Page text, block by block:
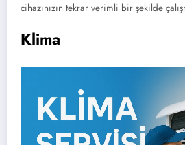
cihazınızın tekrar verimli bir şekilde
Klima